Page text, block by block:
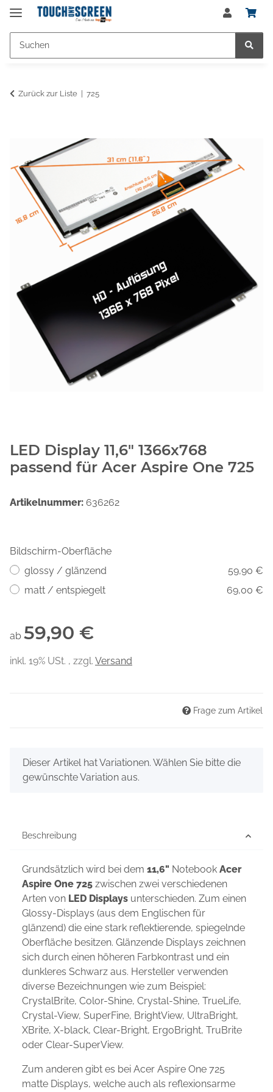
Zurück zur Liste 725
LED Display 11,6" 1366x768
passend für Acer Aspire One 725
Artikelnummer: 636262
Bildschirm-Oberfläche
glossy / glänzend
59,90 €
matt / entspiegelt
69,00 €
ab 59,90 €
inkl. 19% USt. , zzgl. Versand
Frage zum Artikel
x
Dieser Artikel hat Variationen. Wählen Sie bitte die
gewünschte Variation aus.
Beschreibung
Grundsätzlich wird bei dem 11,6" Notebook Acer
Aspire One 725 zwischen zwei verschiedenen
Arten von LED Displays unterschieden. Zum einen
Glossy-Displays (aus dem Englischen für
glänzend) die eine stark reflektierende, spiegelnde
Oberfläche besitzen. Glänzende Displays zeichnen
sich durch einen höheren Farbkontrast und ein
dunkleres Schwarz aus. Hersteller verwenden
diverse Bezeichnungen wie zum Beispiel:
CrystalBrite, Color-Shine, Crystal-Shine, TrueLife,
Crystal-View, SuperFine, BrightView, UltraBright,
XBrite, X-black, Clear-Bright, ErgoBright, TruBrite
oder Clear-SuperView.
Zum anderen gibt es bei Acer Aspire One 725
matte Displays, welche auch als reflexionsarme